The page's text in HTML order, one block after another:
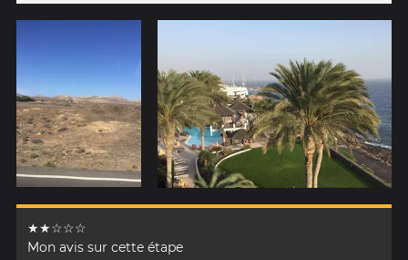
★★☆☆☆
Mon avis sur cette étape